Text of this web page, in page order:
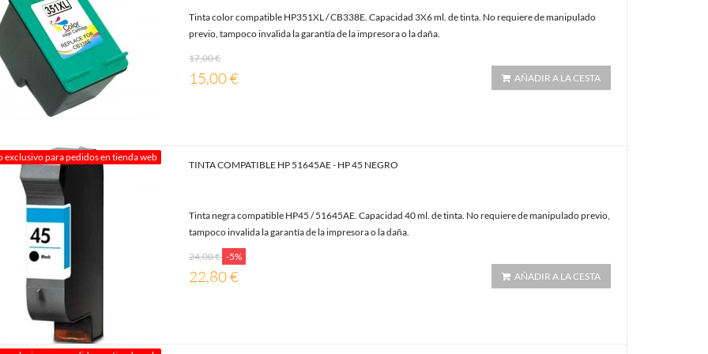
Tinta color compatible HP351XL / CB338E. Capacidad 3X6 ml. de tinta. No requiere de manipulado
previo, tampoco invalida la garantía de la impresora o la daña.
17,00 €
15,00 € AÑADIR A LA CESTA
exclusivo para pedidos en tienda web
TINTA COMPATIBLE HP 51645AE - HP 45 NEGRO
Tinta negra compatible HP45 / 51645AE. Capacidad 40 ml. de tinta. No requiere de manipulado previo,
tampoco invalida la garantía de la impresora o la daña.
24,00 € -5%
22,80 € AÑADIR A LA CESTA